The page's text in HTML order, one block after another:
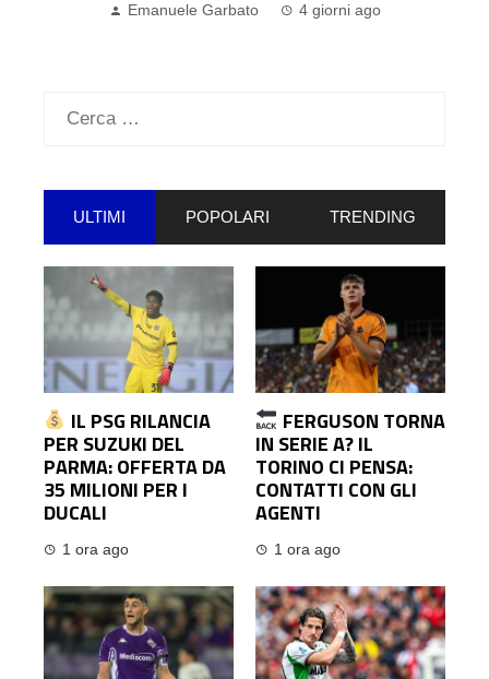
Emanuele Garbato 4 giorni ago
Ricerca
ULTIMI POPOLARI TRENDING
IL PSG RILANCIA
PER SUZUKI DEL
PARMA: OFFERTA DA
35 MILIONI PER I
DUCALI
1 ora ago
FERGUSON TORNA
IN SERIE A? IL
TORINO CI PENSA:
CONTATTI CON GLI
AGENTI
1 ora ago